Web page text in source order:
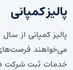
پالیز کمپانی
می‌خواهند فرصت‌های
خدمات ثبت شرکت